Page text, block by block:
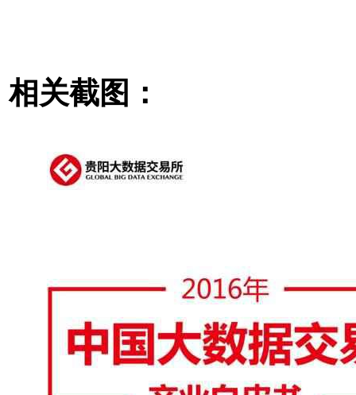
相关截图：